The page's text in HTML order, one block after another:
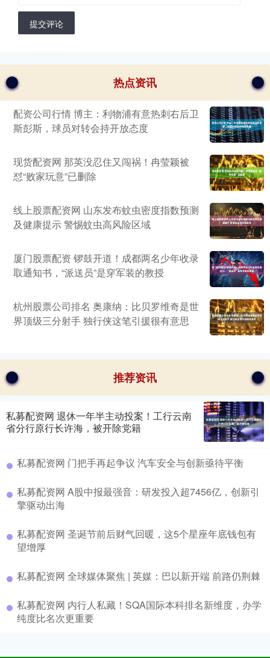
提交评论
热点资讯
配资公司行情 博主：利物浦有意热刺右后卫
斯彭斯，球员对转会持开放态度
现货配资网 那英没忍住又闯祸！冉莹颖被
怼“败家玩意”已删除
线上股票配资网 山东发布蚊虫密度指数预测
及健康提示 警惕蚊虫高风险区域
厦门股票配资 锣鼓开道！成都两名少年收录
取通知书，“派送员”是穿军装的教授
杭州股票公司排名 奥康纳：比贝罗维奇是世
界顶级三分射手 独行侠这笔引援很有意思
推荐资讯
私募配资网 退休一年半主动投案！工行云南
省分行原行长许海，被开除党籍
私募配资网 门把手再起争议 汽车安全与创新亟待平衡
私募配资网 A股中报最强音：研发投入超7456亿，创新引
擎驱动出海
私募配资网 圣诞节前后财气回暖，这5个星座年底钱包有
望增厚
私募配资网 全球媒体聚焦 | 英媒：巴以新开端 前路仍荆棘
私募配资网 内行人私藏！SQA国际本科排名新维度，办学
纯度比名次更重要